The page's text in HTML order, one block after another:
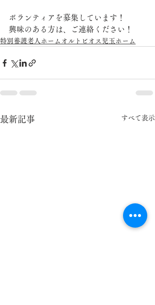
ボランティアを募集しています！
興味のある方は、ご連絡ください！
特別養護老人ホームオルトビオス児玉ホーム
最新記事 すべて表示